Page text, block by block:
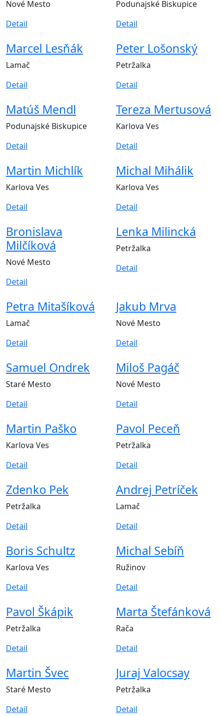
Nové Mesto
Detail
Podunajské Biskupice
Detail
Marcel Lesňák
Lamač
Detail
Peter Lošonský
Petržalka
Detail
Matúš Mendl
Podunajské Biskupice
Detail
Tereza Mertusová
Karlova Ves
Detail
Martin Michlík
Karlova Ves
Detail
Michal Mihálik
Karlova Ves
Detail
Bronislava
Milčíková
Nové Mesto
Detail
Lenka Milincká
Petržalka
Detail
Petra Mitašíková
Lamač
Detail
Jakub Mrva
Nové Mesto
Detail
Samuel Ondrek
Staré Mesto
Detail
Miloš Pagáč
Nové Mesto
Detail
Martin Paško
Karlova Ves
Detail
Pavol Peceň
Petržalka
Detail
Zdenko Pek
Petržalka
Detail
Andrej Petríček
Lamač
Detail
Boris Schultz
Karlova Ves
Detail
Michal Sebíň
Ružinov
Detail
Pavol Škápik
Petržalka
Detail
Marta Štefánková
Rača
Detail
Martin Švec
Staré Mesto
Detail
Juraj Valocsay
Petržalka
Detail